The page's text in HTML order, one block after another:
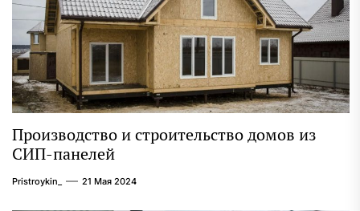
Производство и строительство домов из
СИП-панелей
Pristroykin_ 21 Мая 2024